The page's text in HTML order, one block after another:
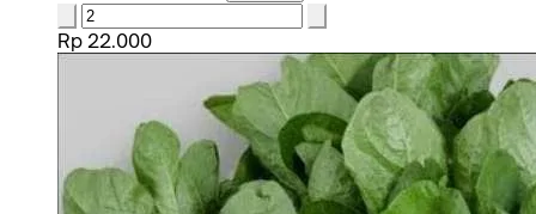
Rp 22.000